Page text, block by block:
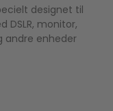
designet til
DSLR, monitor,
andre enheder